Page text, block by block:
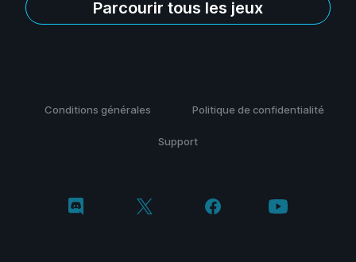
Parcourir tous les jeux
Conditions générales Politique de confidentialité
Support